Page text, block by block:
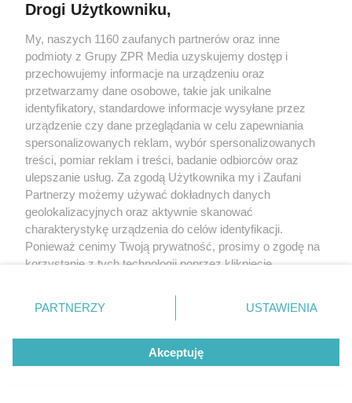
Czarne profile aluminiowe – moda czy
wyzwanie techniczne?
Drogi Użytkowniku,
My, naszych 1160 zaufanych partnerów oraz inne
podmioty z Grupy ZPR Media uzyskujemy dostęp i
przechowujemy informacje na urządzeniu oraz
przetwarzamy dane osobowe, takie jak unikalne
identyfikatory, standardowe informacje wysyłane przez
urządzenie czy dane przeglądania w celu zapewniania
spersonalizowanych reklam, wybór spersonalizowanych
treści, pomiar reklam i treści, badanie odbiorców oraz
ulepszanie usług. Za zgodą Użytkownika my i Zaufani
Partnerzy możemy używać dokładnych danych
geolokalizacyjnych oraz aktywnie skanować
charakterystykę urządzenia do celów identyfikacji.
Ponieważ cenimy Twoją prywatność, prosimy o zgodę na
korzystanie z tych technologii poprzez kliknięcie
zmienić/wycofać klikając przycisk ustawień prywatności
znajdujący się w lewym dolnym rogu strony
rodzaje przetwarzania danych nie wymagają zgody
użytkownika, ale masz prawo sprzeciwić się takiemu
przetwarzaniu. Preferencje będą miały zastosowanie tylko
PARTNERZY USTAWIENIA
Akceptuję